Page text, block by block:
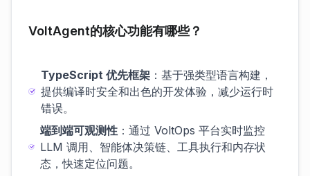
VoltAgent的核心功能有哪些？
TypeScript 优先框架：基于强类型语言构建，
提供编译时安全和出色的开发体验，减少运行时
错误。
端到端可观测性：通过 VoltOps 平台实时监控
LLM 调用、智能体决策链、工具执行和内存状
态，快速定位问题。